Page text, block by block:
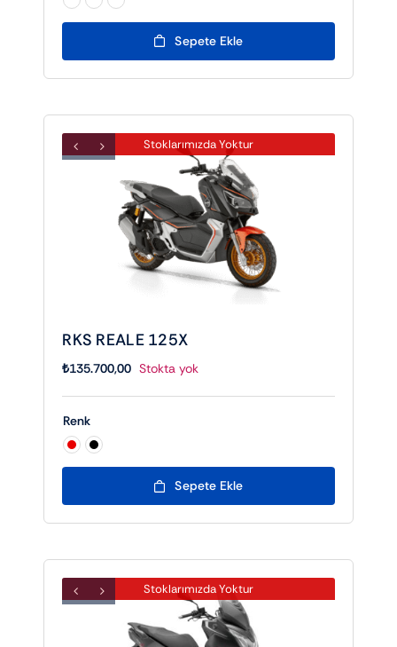
Sepete Ekle
Stoklarımızda Yoktur
RKS REALE 125X
₺135.700,00 Stokta yok
Renk
Sepete Ekle
Stoklarımızda Yoktur